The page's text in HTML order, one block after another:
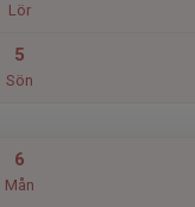
Lör
5
Sön
6
Mån